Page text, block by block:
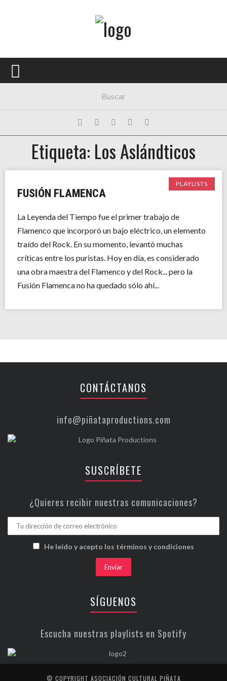
PORTADA
FESTIVALES
EXPOSICIONES
HISTORIAS
Etiqueta: Los Aslándticos
PLAYLISTS
FUSIÓN FLAMENCA
La Leyenda del Tiempo fue el primer trabajo de
Flamenco que incorporó un bajo eléctrico, un elemento
traído del Rock. En su momento, levantó muchas
críticas entre los puristas. Hoy en día, es considerado
una obra maestra del Flamenco y del Rock... pero la
Fusión Flamenca no ha quedado sólo ahí...
CONTÁCTANOS
info@piñataproductions.com
SUSCRÍBETE
¿Quieres recibir nuestras comunicaciones?
He leído y acepto los términos y condiciones
SÍGUENOS
Escucha nuestras playlists en Spotify
© COPYRIGHT ASOCIACIÓN CULTURAL PIÑATA